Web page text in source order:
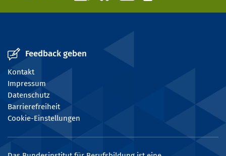
Feedback geben
Kontakt
Impressum
Datenschutz
Barrierefreiheit
Cookie-Einstellungen